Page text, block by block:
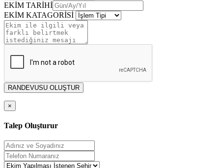
EKİM TARİHİ
EKİM KATAGORİSİ
RANDEVUSU OLUŞTUR
×
Talep Oluşturur